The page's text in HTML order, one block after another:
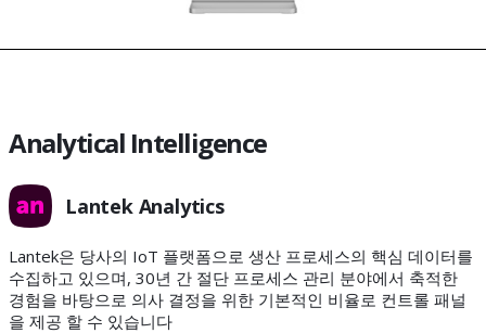
Analytical Intelligence
Lantek Analytics
Lantek은 당사의 IoT 플랫폼으로 생산 프로세스의 핵심 데이터를
수집하고 있으며, 30년 간 절단 프로세스 관리 분야에서 축적한
경험을 바탕으로 의사 결정을 위한 기본적인 비율로 컨트롤 패널
을 제공 할 수 있습니다